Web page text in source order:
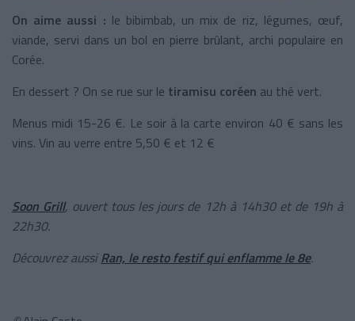
On aime aussi : le bibimbab, un mix de riz, légumes, œuf,
viande, servi dans un bol en pierre brûlant, archi populaire en
Corée.
En dessert ? On se rue sur le tiramisu coréen au thé vert.
Menus midi 15-26 €. Le soir à la carte environ 40 € sans les
vins. Vin au verre entre 5,50 € et 12 €
Soon Grill, ouvert tous les jours de 12h à 14h30 et de 19h à
22h30.
Découvrez aussiRan, le resto festif qui enflamme le 8e.